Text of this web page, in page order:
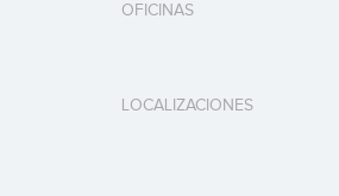
OFICINAS
LOCALIZACIONES